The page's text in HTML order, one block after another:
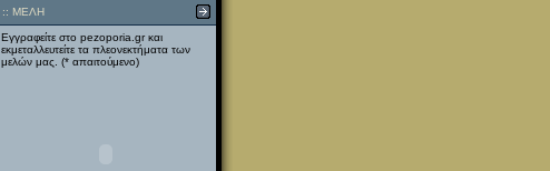
:: ΜΕΛΗ
Εγγραφείτε στο pezoporia.gr και
εκμεταλλευτείτε τα πλεονεκτήματα των
μελών μας. (* απαιτούμενο)